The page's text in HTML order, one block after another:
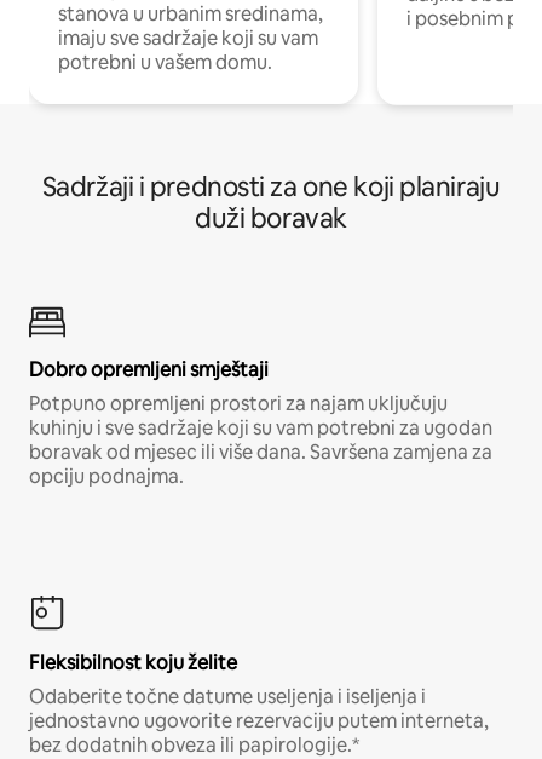
stanova u urbanim sredinama,
imaju sve sadržaje koji su vam
potrebni u vašem domu.
i posebnim
Sadržaji i prednosti za one koji planiraju
duži boravak
Dobro opremljeni smještaji
Potpuno opremljeni prostori za najam uključuju
kuhinju i sve sadržaje koji su vam potrebni za ugodan
boravak od mjesec ili više dana. Savršena zamjena za
opciju podnajma.
Fleksibilnost koju želite
Odaberite točne datume useljenja i iseljenja i
jednostavno ugovorite rezervaciju putem interneta,
bez dodatnih obveza ili papirologije.*